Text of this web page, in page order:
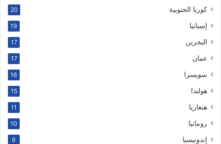
كوريا الجنوبية 20
إسبانيا 19
البحرين 17
عمان 17
سويسرا 16
هولندا 15
هنغاريا 11
رومانيا 10
إندونيسيا 9